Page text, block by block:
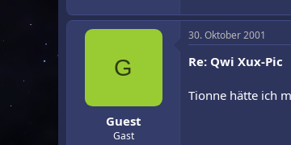
G
Guest
Gast
30. Oktober 2001
Re: Qwi Xux-Pic
Tionne hätte ich